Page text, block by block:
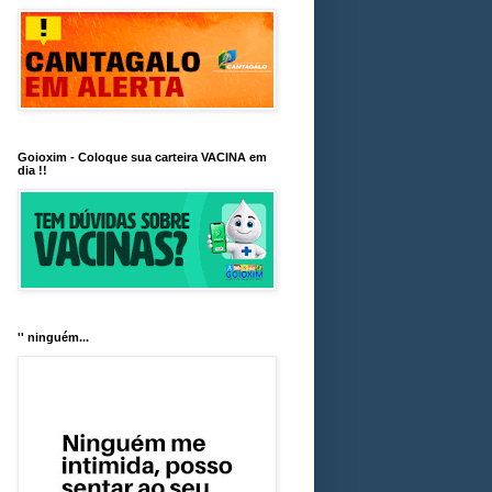
Goioxim - Coloque sua carteira VACINA em
dia !!
'' ninguém...